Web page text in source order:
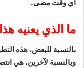
أي وقت مضى.
ما الذي يعنيه
بالنسبة للبعض، هذه
وبالنسبة لآخرين، هي